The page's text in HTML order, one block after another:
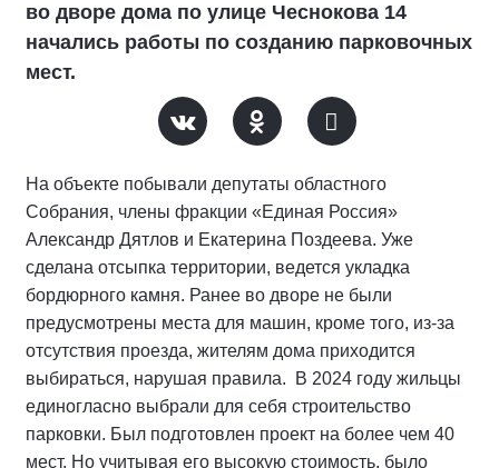
во дворе дома по улице Чеснокова 14
начались работы по созданию парковочных
мест.
На объекте побывали депутаты областного
Собрания, члены фракции «Единая Россия»
Александр Дятлов и Екатерина Поздеева. Уже
сделана отсыпка территории, ведется укладка
бордюрного камня. Ранее во дворе не были
предусмотрены места для машин, кроме того, из-за
отсутствия проезда, жителям дома приходится
выбираться, нарушая правила. В 2024 году жильцы
единогласно выбрали для себя строительство
парковки. Был подготовлен проект на более чем 40
мест. Но учитывая его высокую стоимость, было